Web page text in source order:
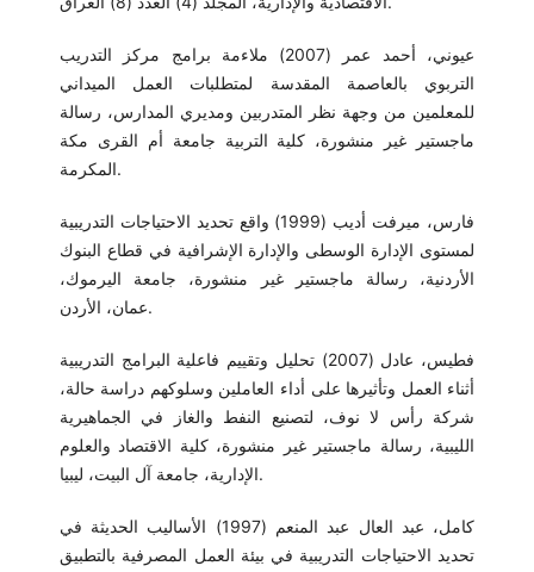
عيوني، أحمد عمر (2007) ملاءمة برامج مركز التدريب
التربوي بالعاصمة المقدسة لمتطلبات العمل الميداني
للمعلمين من وجهة نظر المتدربين ومديري المدارس، رسالة
ماجستير غير منشورة، كلية التربية جامعة أم القرى مكة
المكرمة.
فارس، ميرفت أديب (1999) واقع تحديد الاحتياجات التدريبية
لمستوى الإدارة الوسطى والإدارة الإشرافية في قطاع البنوك
الأردنية، رسالة ماجستير غير منشورة، جامعة اليرموك،
عمان، الأردن.
فطيس، عادل (2007) تحليل وتقييم فاعلية البرامج التدريبية
أثناء العمل وتأثيرها على أداء العاملين وسلوكهم دراسة حالة،
شركة رأس لا نوف، لتصنيع النفط والغاز في الجماهيرية
الليبية، رسالة ماجستير غير منشورة، كلية الاقتصاد والعلوم
الإدارية، جامعة آل البيت، ليبيا.
كامل، عبد العال عبد المنعم (1997) الأساليب الحديثة في
تحديد الاحتياجات التدريبية في بيئة العمل المصرفية بالتطبيق